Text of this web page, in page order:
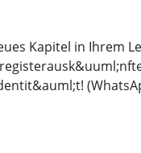
Kapitel in Ihrem